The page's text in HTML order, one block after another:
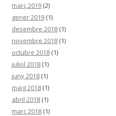
març 2019 (2)
gener 2019 (1)
desembre 2018 (1)
novembre 2018 (1)
octubre 2018 (1)
juliol 2018 (1)
juny 2018 (1)
maig 2018 (1)
abril 2018 (1)
març 2018 (1)